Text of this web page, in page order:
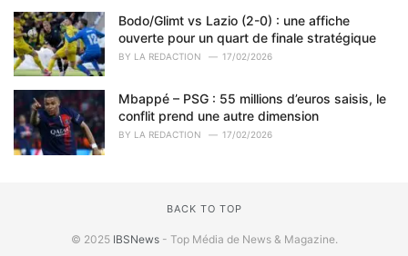
Bodo/Glimt vs Lazio (2-0) : une affiche
ouverte pour un quart de finale stratégique
BY LA REDACTION 17/02/2026
Mbappé – PSG : 55 millions d’euros saisis, le
conflit prend une autre dimension
BY LA REDACTION 17/02/2026
BACK TO TOP
© 2025 IBSNews- Top Média de News & Magazine.